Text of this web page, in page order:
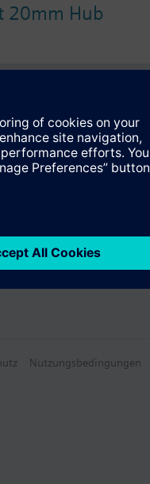
20mm Hub
Nutzungsbedingungen